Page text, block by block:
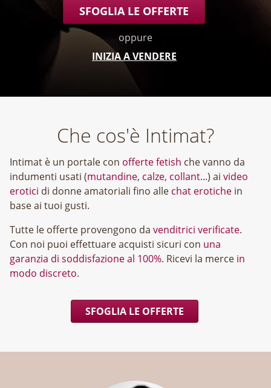
SFOGLIA LE OFFERTE
oppure
INIZIA A VENDERE
Che cos'è Intimat?
Intimat è un portale con offerte fetish che vanno da
indumenti usati (mutandine, calze, collant...) ai video
erotici di donne amatoriali fino alle chat erotiche in
base ai tuoi gusti.
Tutte le offerte provengono da venditrici verificate.
Con noi puoi effettuare acquisti sicuri con una
garanzia di soddisfazione al 100%. Ricevi la merce in
modo discreto.
SFOGLIA LE OFFERTE